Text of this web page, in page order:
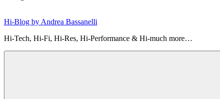
Hi-Blog by Andrea Bassanelli
Hi-Tech, Hi-Fi, Hi-Res, Hi-Performance & Hi-much more…